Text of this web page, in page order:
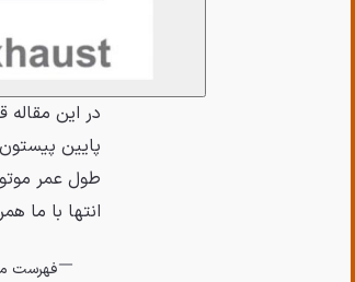
در این مقاله
پایین
طول عمر
انتها با ما
فهرست